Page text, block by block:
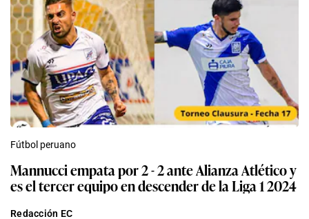
Fútbol peruano
Mannucci empata por 2 - 2 ante Alianza Atlético y
es el tercer equipo en descender de la Liga 1 2024
Redacción EC